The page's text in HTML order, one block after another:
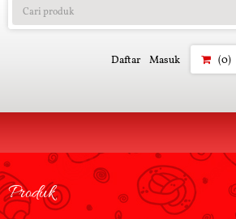
Daftar Masuk (0)
Produk